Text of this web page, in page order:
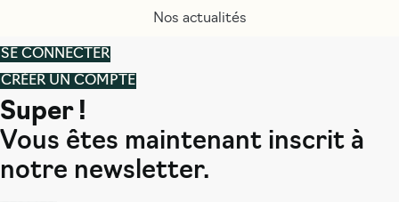
Nos actualités
SE CONNECTER
CRÉER UN COMPTE
Super !
Vous êtes maintenant inscrit à
notre newsletter.